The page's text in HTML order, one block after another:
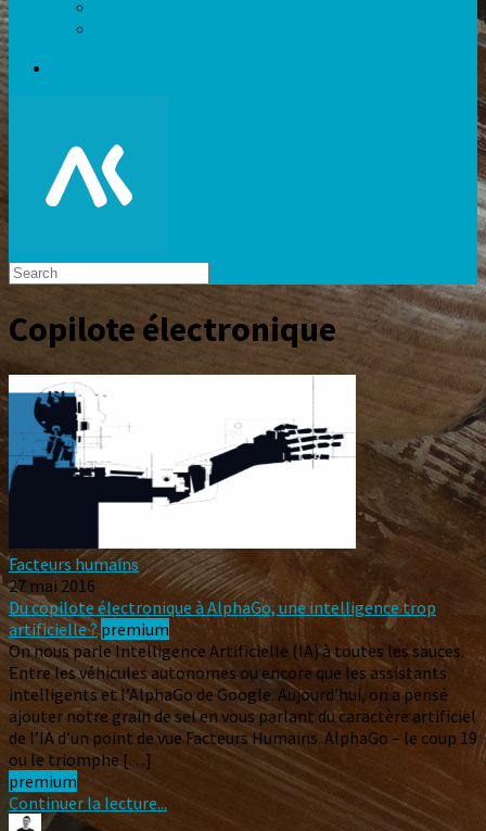
Copilote électronique
Facteurs humains
27 mai 2016
Du copilote électronique à AlphaGo, une intelligence trop
artificielle ? premium
On nous parle Intelligence Artificielle (IA) à toutes les sauces.
Entre les véhicules autonomes ou encore que les assistants
intelligents et l’AlphaGo de Google. Aujourd’hui, on a pensé
ajouter notre grain de sel en vous parlant du caractère artificiel
de l’IA d’un point de vue Facteurs Humains. AlphaGo – le coup 19
ou le triomphe […]
premium
Continuer la lecture...